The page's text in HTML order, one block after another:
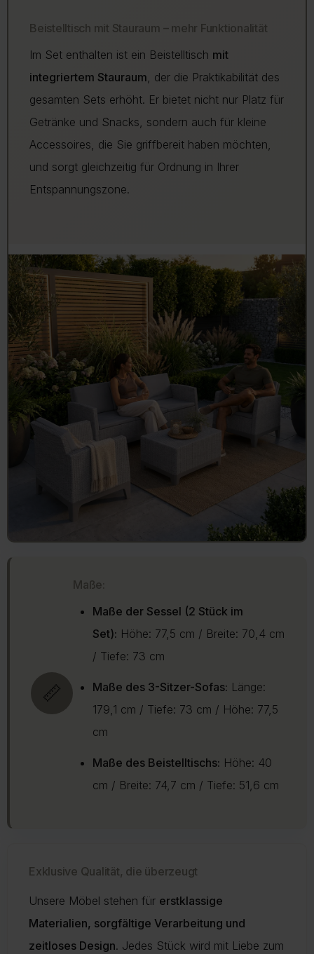
Beistelltisch mit Stauraum – mehr Funktionalität
Im Set enthalten ist ein Beistelltisch mit
integriertem Stauraum, der die Praktikabilität des
gesamten Sets erhöht. Er bietet nicht nur Platz für
Getränke und Snacks, sondern auch für kleine
Accessoires, die Sie griffbereit haben möchten,
und sorgt gleichzeitig für Ordnung in Ihrer
Entspannungszone.
📏
Maße:
Maße der Sessel (2 Stück im
Set): Höhe: 77,5 cm / Breite: 70,4 cm
/ Tiefe: 73 cm
Maße des 3-Sitzer-Sofas: Länge:
179,1 cm / Tiefe: 73 cm / Höhe: 77,5
cm
Maße des Beistelltischs: Höhe: 40
cm / Breite: 74,7 cm / Tiefe: 51,6 cm
Exklusive Qualität, die überzeugt
Unsere Möbel stehen für erstklassige
Materialien, sorgfältige Verarbeitung und
zeitloses Design. Jedes Stück wird mit Liebe zum